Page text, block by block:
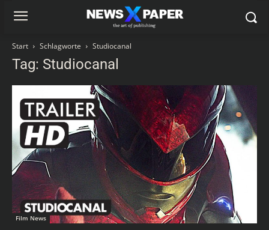
Start Schlagworte Studiocanal
Tag: Studiocanal
Film News